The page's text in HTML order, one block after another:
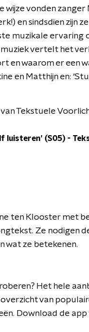
wijze vonden
en sindsdien zijn
muzikale ervaring
vertelt het
en waarom er een
en Matthijn en:
Tekstuele
luisteren’ (S05) -
ten Klooster met
Ze nodigen
wat ze betekenen.
Het hele
van
Download de app